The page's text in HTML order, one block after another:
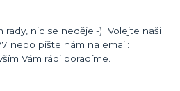
rady, nic se neděje:-) Volejte naši
nebo pište nám na email:
Vám rádi poradíme.